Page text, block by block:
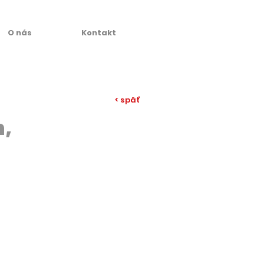
O nás Kontakt
< späť